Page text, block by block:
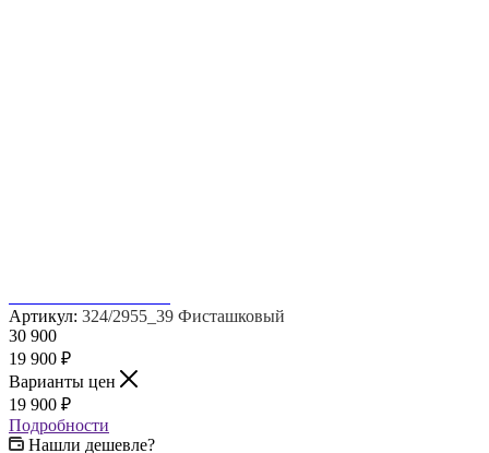
Артикул: 324/2955_39 Фисташковый
30 900
19 900 ₽
Варианты цен
19 900 ₽
Подробности
Нашли дешевле?